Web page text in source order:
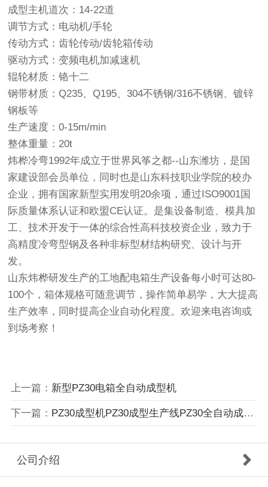
成型主机道次：14-22道
调节方式：电动机/手轮
传动方式：齿轮传动/齿轮箱传动
驱动方式：变频电机加减速机
辊轮材质：铬十二
钢带材质：Q235、Q195、304不锈钢/316不锈钢、镀锌
钢板等
生产速度：0-15m/min
整体重量：20t
炜桦冷弯1992年成立于世界风筝之都--山东潍坊，是国
家建设部会员单位，同时也是山东科技职业学院的校办
企业，拥有国家新型实用发明20余项，通过ISO9001国
际质量体系认证和欧盟CE认证。是集设备制造、模具加
工、技术开发于一体的综合性高科技校资企业，致力于
高精度冷弯型钢及各种非标型材结构研究、设计与开
发。
山东炜桦研发生产的工地配电箱生产设备每小时可达80-
100个，箱体规格可随意调节，操作简单易学，大大提高
生产效率，同时提高企业自动化程度。欢迎来电咨询或
到场考察！
上一篇： 新型PZ30电箱全自动成型机
下一篇： PZ30成型机PZ30成型生产线PZ30全自动成型设备
公司介绍